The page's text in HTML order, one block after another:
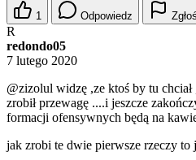
1 Odpowiedz Zgłoś
R
redondo05
7 lutego 2020
@zizolul widzę ,ze ktoś by tu
zrobił przewagę ....i jeszcze
formacji ofensywnych będą na
jak zrobi te dwie pierwsze rzeczy